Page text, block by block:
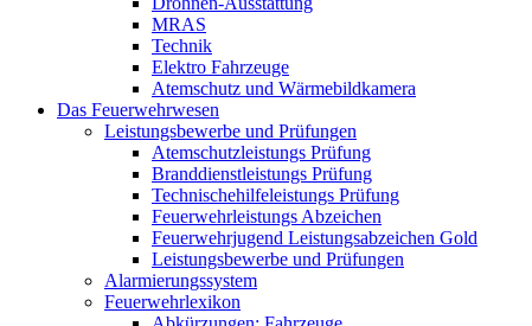
MRAS
Technik
Elektro Fahrzeuge
Atemschutz und Wärmebildkamera
Das Feuerwehrwesen
Leistungsbewerbe und Prüfungen
Atemschutzleistungs Prüfung
Branddienstleistungs Prüfung
Technischehilfeleistungs Prüfung
Feuerwehrleistungs Abzeichen
Feuerwehrjugend Leistungsabzeichen Gold
Leistungsbewerbe und Prüfungen
Alarmierungssystem
Feuerwehrlexikon